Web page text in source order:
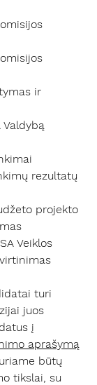
ir
Valdybą
rezultatų
projekto
Veiklos
turi
juos
į
aprašymą
būtų
tikslai, su